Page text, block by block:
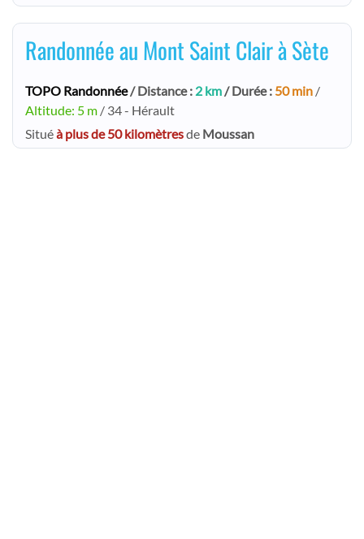
Randonnée au Mont Saint Clair à Sète
TOPO Randonnée/ Distance : 2 km/ Durée : 50 min /
Altitude: 5 m / 34 - Hérault
Situéà plus de 50 kilomètresde Moussan